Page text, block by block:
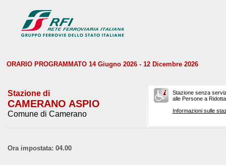
ORARIO PROGRAMMATO 14 Giugno 2026 - 12 Dicembre 2026
Stazione di
CAMERANO ASPIO
Comune di Camerano
Stazione senza
alle Persone a
Informazioni sulle
Ora impostata: 04.00